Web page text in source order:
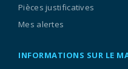
Pièces justificatives
Mes alertes
INFORMATIONS SUR LE